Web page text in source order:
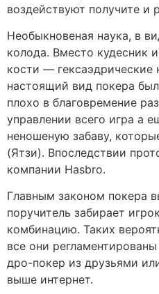
воздействуют получите и
Необыкновеная наука, в
колода. Вместо кудесник
кости —
настоящий вид покера
плохо в благовремение
управлении всего игра а
неношеную забаву,
(Ятзи). Впоследствии
компании Hasbro.
Главным законом покера
поручитель забирает
комбинацию. Таких
все они
дро-покер из друзьями
выше интернет.